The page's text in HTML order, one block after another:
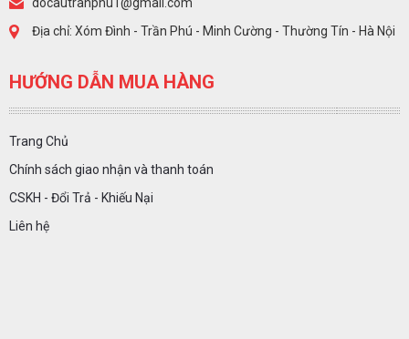
Địa chỉ: Xóm Đình - Trần Phú - Minh Cường - Thường Tín - Hà Nội
HƯỚNG DẪN MUA HÀNG
Trang Chủ
Chính sách giao nhận và thanh toán
CSKH - Đổi Trả - Khiếu Nại
Liên hệ